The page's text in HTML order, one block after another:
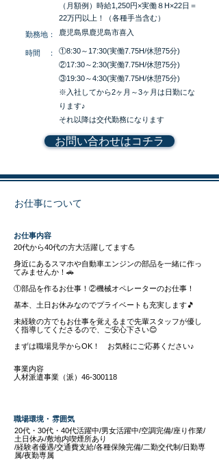
（月額例）時給1,250円×実働８H×22日＝
22万円以上！（各種手当含む）
​勤務地：
鹿児島県鹿児島市喜入
​時間 ：
①8:30～17:30(実働7.75H/休憩75分)
②17:30～2:30(実働7.75H/休憩75分)
③19:30～4:30(実働7.75H/休憩75分)
※入社してから2ヶ月～3ヶ月は日勤にな
ります♪
それ以降は交代勤務になります
お問い合わせはコチラ
お仕事について
​お仕事内容
20代から40代の方大活躍してます💪
身近にあるスマホや自動車エンジンの部品を一緒に作っ
てみませんか！🚗
①部品を作るお仕事！②機械オペレーターのお仕事！
基本、土日お休みなのでプライベートも充実します🎵
未経験の方でもお仕事を覚えるまで先輩スタッフが優し
く指導してくださるので、ご安心下さい😊
まずは職場見学からOK！ お気軽にご応募ください♪
事業内容
人材派遣事業（派）46-300118
職場環境・雰囲気
20代・30代・40代活躍中/男女活躍中/空調完備/座り作業/
土日休み/敷地内喫煙所あり
/経験者優遇/交通費支給/各種保険完備/二勤交代制/日勤専
属/夜勤専属